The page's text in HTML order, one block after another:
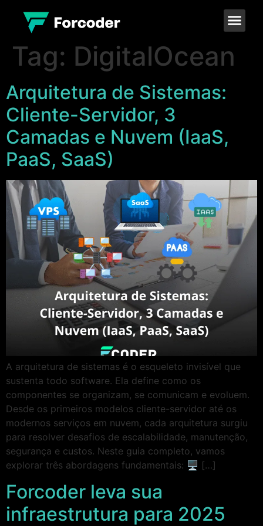
Tag: DigitalOcean
Arquitetura de Sistemas:
Cliente-Servidor, 3
Camadas e Nuvem (IaaS,
PaaS, SaaS)
A arquitetura de sistemas é o esqueleto invisível que
sustenta todo software. Ela define como os
componentes se organizam, se comunicam e evoluem.
Desde os primeiros modelos cliente-servidor até os
modernos serviços em nuvem, cada arquitetura surgiu
para resolver desafios de escalabilidade, manutenção,
segurança e custos. Neste guia completo, vamos
explorar três abordagens fundamentais: 🖥️ […]
Forcoder leva sua
infraestrutura para 2025